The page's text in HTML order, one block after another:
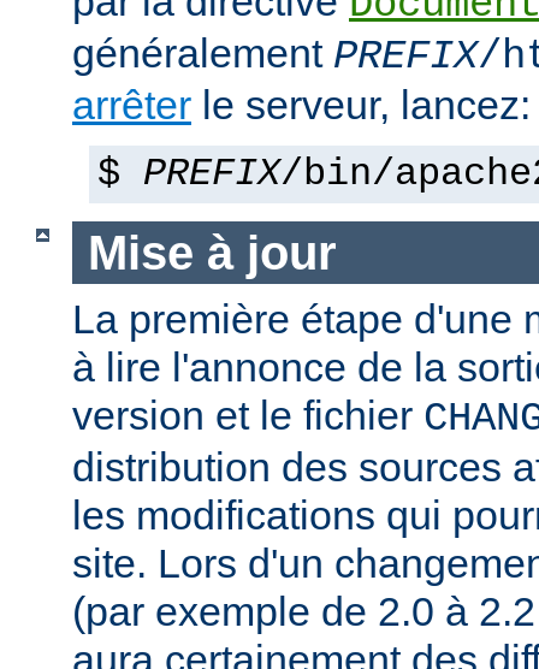
généralement PREFIX/
arrêter le serveur, lancez:
$ PREFIX/bin/
Mise à jour
La première étape d'une
à lire l'annonce de la
version et le fichier
distribution des sources
les modifications qui
site. Lors d'un
(par exemple de 2.0 à
aura certainement des